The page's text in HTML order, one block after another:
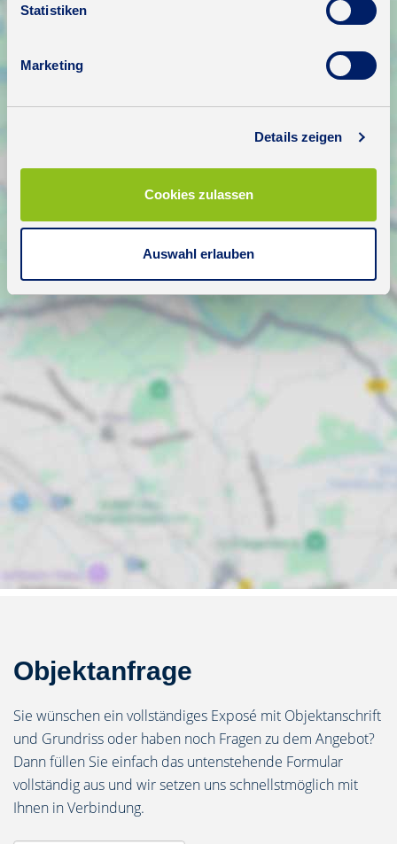
Statistiken
Marketing
Details zeigen
Cookies zulassen
Auswahl erlauben
Objektanfrage
Sie wünschen ein vollständiges Exposé mit Objektanschrift
und Grundriss oder haben noch Fragen zu dem Angebot?
Dann füllen Sie einfach das untenstehende Formular
vollständig aus und wir setzen uns schnellstmöglich mit
Ihnen in Verbindung.